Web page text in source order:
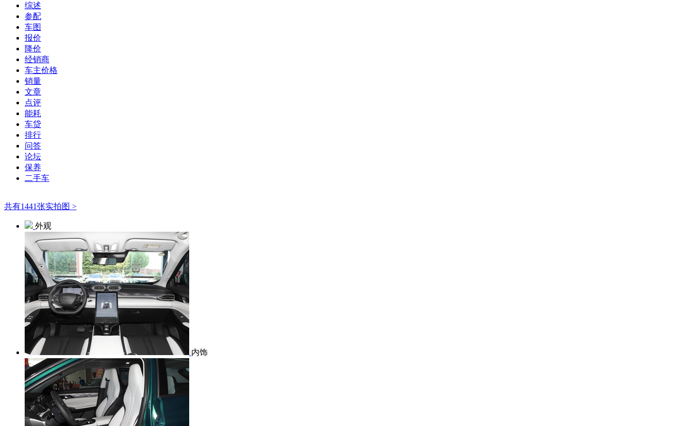
综述
参配
车图
报价
降价
经销商
车主价格
销量
文章
点评
能耗
车贷
排行
问答
论坛
保养
二手车
共有1441张实拍图 >
外观
内饰